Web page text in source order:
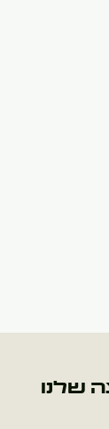
שלנו